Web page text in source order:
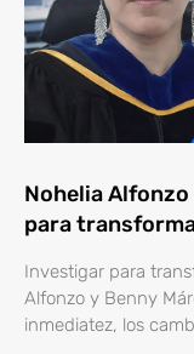
Nohelia
para
Investigar para
Alfonzo y Benny
inmediatez, los